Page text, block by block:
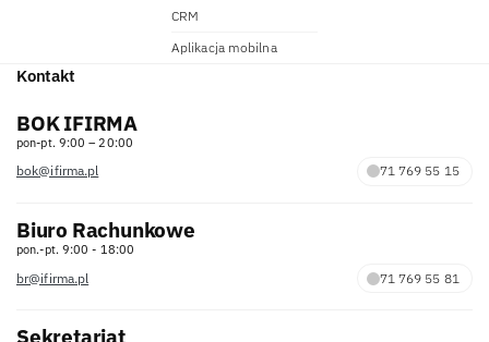
CRM
Aplikacja mobilna
Kontakt
BOK IFIRMA
pon-pt. 9:00 – 20:00
bok@ifirma.pl 71 769 55 15
Biuro Rachunkowe
pon.-pt. 9:00 - 18:00
br@ifirma.pl 71 769 55 81